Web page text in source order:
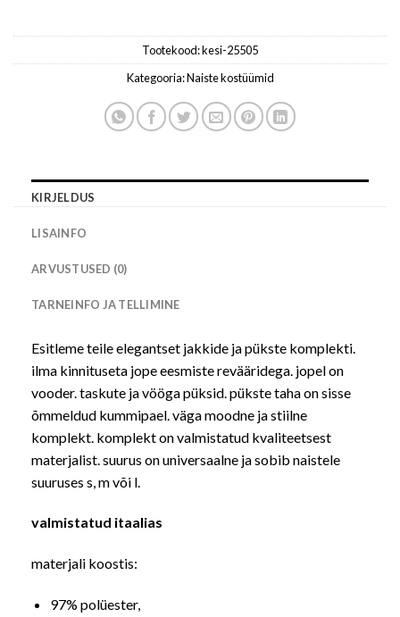
Tootekood:kesi-25505
Kategooria:Naiste kostüümid
KIRJELDUS
LISAINFO
ARVUSTUSED (0)
TARNEINFO JA TELLIMINE
Esitleme teile elegantset jakkide ja pükste komplekti.
ilma kinnituseta jope eesmiste revääridega. jopel on
vooder. taskute ja vööga püksid. pükste taha on sisse
õmmeldud kummipael. väga moodne ja stiilne
komplekt. komplekt on valmistatud kvaliteetsest
materjalist. suurus on universaalne ja sobib naistele
suuruses s, m või l.
valmistatud itaalias
materjali koostis:
97% polüester,